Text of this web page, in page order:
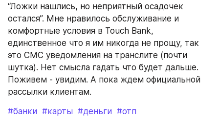
“Ложки нашлись, но неприятный осадочек
остался”. Мне нравилось обслуживание и
комфортные условия в Touch Bank,
единственное что я им никогда не прощу, так
это СМС уведомления на транслите (почти
шутка). Нет смысла гадать что будет дальше.
Поживем - увидим. А пока ждем официальной
рассылки клиентам.
#банки #карты #деньги #отп